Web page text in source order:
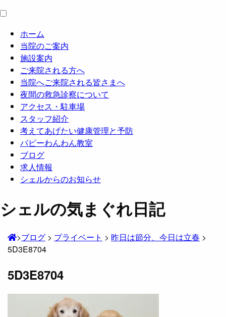
ホーム
当院のご案内
施設案内
ご来院される方へ
当院へご来院される皆さまへ
夜間の救急診察について
アクセス・駐車場
スタッフ紹介
考えてあげたい健康管理と予防
パピーわんわん教室
ブログ
求人情報
シェルからのお知らせ
シェルの気まぐれ日記
>ブログ > プライベート > 昨日は節分、今日は立春 >
5D3E8704
5D3E8704